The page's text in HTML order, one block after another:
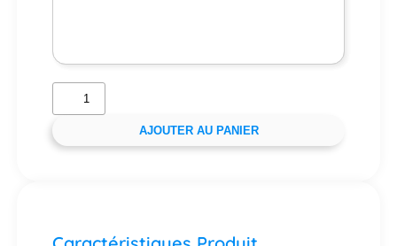
AJOUTER AU PANIER